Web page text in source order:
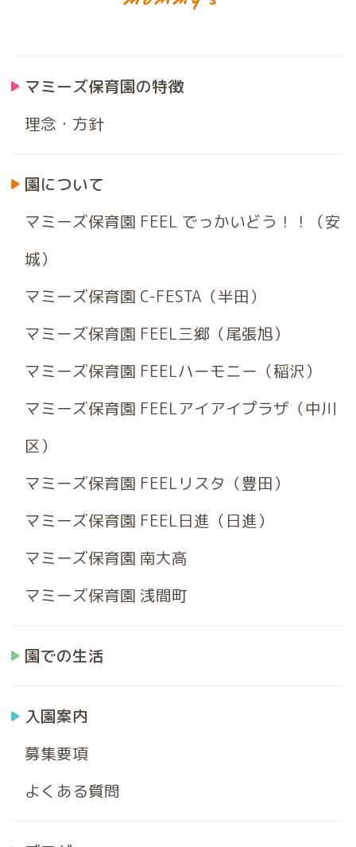
マミーズ保育園の特徴
理念・方針
園について
マミーズ保育園 FEEL でっかいどう！！（安
城）
マミーズ保育園 C-FESTA（半田）
マミーズ保育園 FEEL三郷（尾張旭）
マミーズ保育園 FEELハーモニー（稲沢）
マミーズ保育園 FEELアイアイプラザ（中川
区）
マミーズ保育園 FEELリスタ（豊田）
マミーズ保育園 FEEL日進（日進）
マミーズ保育園 南大高
マミーズ保育園 浅間町
園での生活
入園案内
募集要項
よくある質問